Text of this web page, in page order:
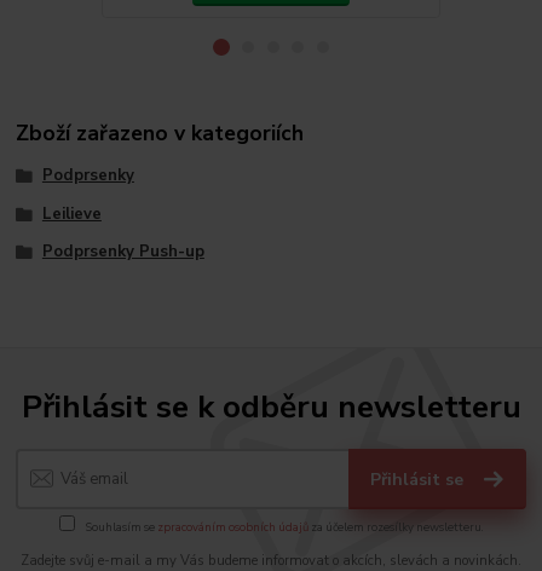
Zboží zařazeno v kategoriích
Podprsenky
Leilieve
Podprsenky Push-up
Přihlásit se k odběru newsletteru
Přihlásit se
Souhlasím se zpracováním osobních údajů za účelem rozesílky newsletteru.
Zadejte svůj e-mail a my Vás budeme informovat o akcích, slevách a novinkách.